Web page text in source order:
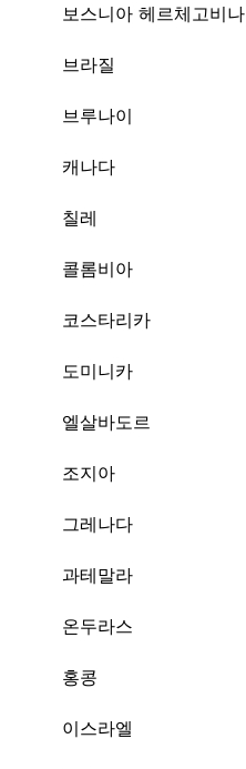
보스니아 헤르체고비나
브라질
브루나이
캐나다
칠레
콜롬비아
코스타리카
도미니카
엘살바도르
조지아
그레나다
과테말라
온두라스
홍콩
이스라엘